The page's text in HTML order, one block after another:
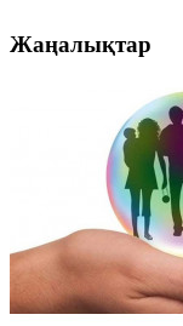
Жаңалықтар